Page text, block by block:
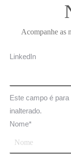
Acompanhe as
LinkedIn
Este campo é
inalterado.
Nome*